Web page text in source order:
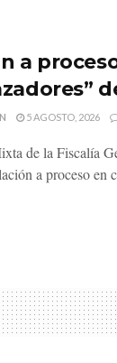
a
5 AGOSTO, 2026
de la Fiscalía
a proceso en